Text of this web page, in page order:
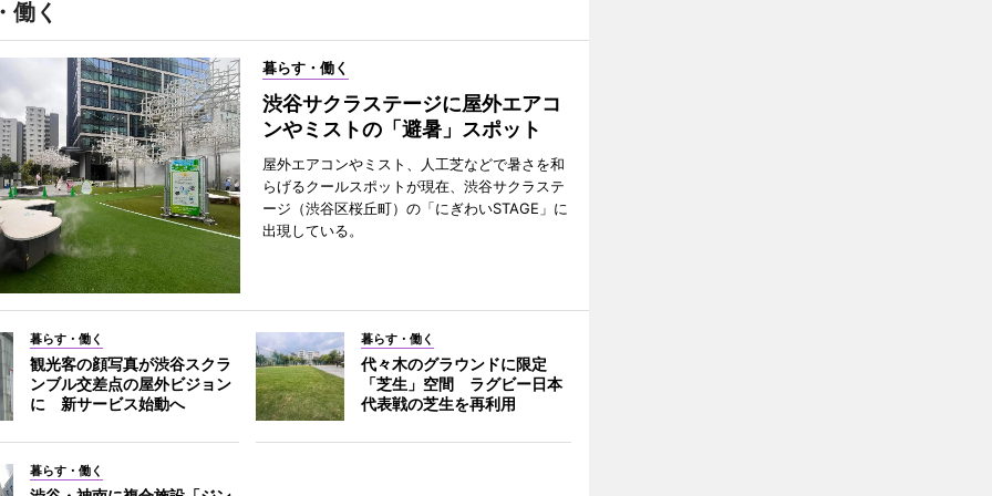
働く
暮らす・働く
渋谷サクラステージに屋外エアコ
ンやミストの「避暑」スポット
屋外エアコンやミスト、人工芝などで暑さを和
らげるクールスポットが現在、渋谷サクラステ
ージ（渋谷区桜丘町）の「にぎわいSTAGE」に
出現している。
暮らす・働く
観光客の顔写真が渋谷スクラ
ンブル交差点の屋外ビジョン
に 新サービス始動へ
暮らす・働く
代々木のグラウンドに限定
「芝生」空間 ラグビー日本
代表戦の芝生を再利用
暮らす・働く